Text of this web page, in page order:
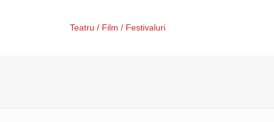
Teatru / Film / Festivaluri